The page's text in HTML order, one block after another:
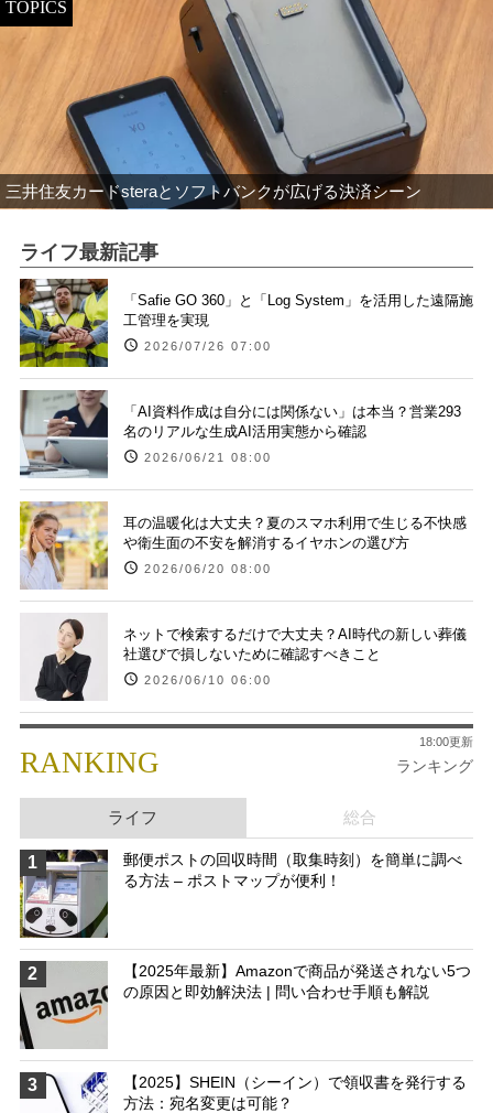
TOPICS
三井住友カードsteraとソフトバンクが広げる決済シーン
ライフ最新記事
「Safie GO 360」と「Log System」を活用した遠隔施
工管理を実現
2026/07/26 07:00
「AI資料作成は自分には関係ない」は本当？営業293
名のリアルな生成AI活用実態から確認
2026/06/21 08:00
耳の温暖化は大丈夫？夏のスマホ利用で生じる不快感
や衛生面の不安を解消するイヤホンの選び方
2026/06/20 08:00
ネットで検索するだけで大丈夫？AI時代の新しい葬儀
社選びで損しないために確認すべきこと
2026/06/10 06:00
RANKING ランキング
18:00更新
ライフ 総合
1
郵便ポストの回収時間（取集時刻）を簡単に調べ
る方法 – ポストマップが便利！
2
【2025年最新】Amazonで商品が発送されない5つ
の原因と即効解決法 | 問い合わせ手順も解説
3
【2025】SHEIN（シーイン）で領収書を発行する
方法：宛名変更は可能？